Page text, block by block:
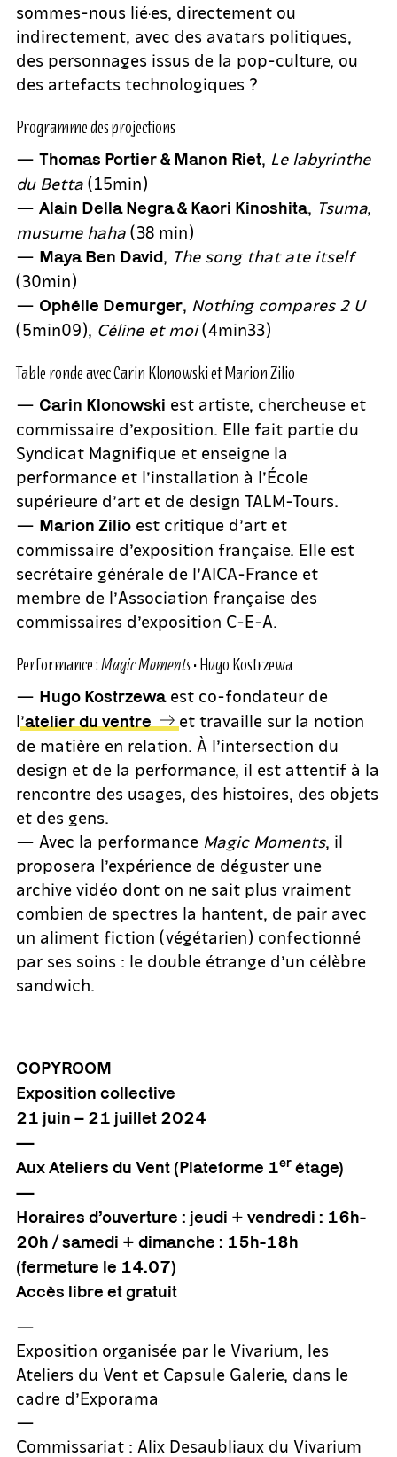
sommes-nous lié·es, directement ou
indirectement, avec des avatars politiques,
des personnages issus de la pop-culture, ou
des artefacts technologiques ?
Programme des projections
— Thomas Portier & Manon Riet, Le labyrinthe
du Betta (15min)
— Alain Della Negra & Kaori Kinoshita, Tsuma,
musume haha (38 min)
— Maya Ben David, The song that ate itself
(30min)
— Ophélie Demurger, Nothing compares 2 U
(5min09), Céline et moi(4min33)
Table ronde avec Carin Klonowski et Marion Zilio
— Carin Klonowski est artiste, chercheuse et
commissaire d’exposition. Elle fait partie du
Syndicat Magnifique et enseigne la
performance et l’installation à l’École
supérieure d’art et de design TALM-Tours.
— Marion Zilio est critique d’art et
commissaire d’exposition française. Elle est
secrétaire générale de l’AICA-France et
membre de l’Association française des
commissaires d’exposition C-E-A.
Performance :Magic Moments• Hugo Kostrzewa
— Hugo Kostrzewaest co-fondateur de
l’atelier du ventre
et travaille sur la notion
de matière en relation. À l’intersection du
design et de la performance, il est attentif à la
rencontre des usages, des histoires, des objets
et des gens.
— Avec la performance Magic Moments, il
proposera l’expérience de déguster une
archive vidéo dont on ne sait plus vraiment
combien de spectres la hantent, de pair avec
un aliment fiction (végétarien) confectionné
par ses soins : le double étrange d’un célèbre
sandwich.
COPYROOM
Exposition collective
21 juin – 21 juillet 2024
—
Aux Ateliers du Vent (Plateforme 1er étage)
—
Horaires d’ouverture : jeudi + vendredi : 16h-
20h / samedi + dimanche : 15h-18h
(fermeture le 14.07)
Accès libre et gratuit
—
Exposition organisée par le Vivarium, les
Ateliers du Vent et Capsule Galerie, dans le
cadre d’Exporama
—
Commissariat : Alix Desaubliaux du Vivarium